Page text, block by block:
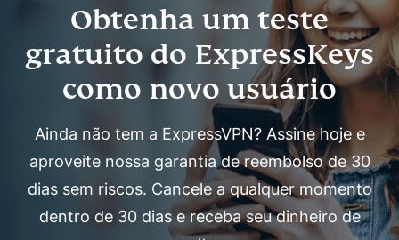
Obtenha um teste
gratuito do ExpressKeys
como novo usuário
Ainda não tem a ExpressVPN? Assine hoje e
aproveite nossa garantia de reembolso de 30
dias sem riscos. Cancele a qualquer momento
dentro de 30 dias e receba seu dinheiro de